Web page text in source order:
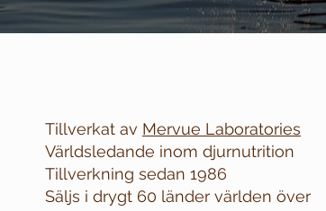
Tillverkat av Mervue Laboratories
Världsledande inom djurnutrition
Tillverkning sedan 1986
Säljs i drygt 60 länder världen över